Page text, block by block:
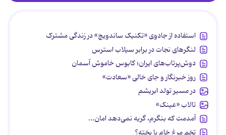
استفاده از جادوی «تکنیک ساندویچ» در زندگی مشترک
لنگرهای نجات در برابر سیلاب استرس
دوش‌پرتاب‌های ایران؛ کابوس خاموش آسمان
روز خبرنگار و جای خالی «سعادت»
در مسیر تولد ابریشم
تالاب «عینک»
آمدمت که بنگرم، گریه نمی‌دهد امان...
تخم مرغ خام یا پخته؟